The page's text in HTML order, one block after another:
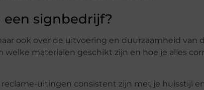
een signbedrijf?
ook over de uitvoering en duurzaamheid van
materialen geschikt zijn en hoe je alles
uitingen consistent zijn met je huisstijl